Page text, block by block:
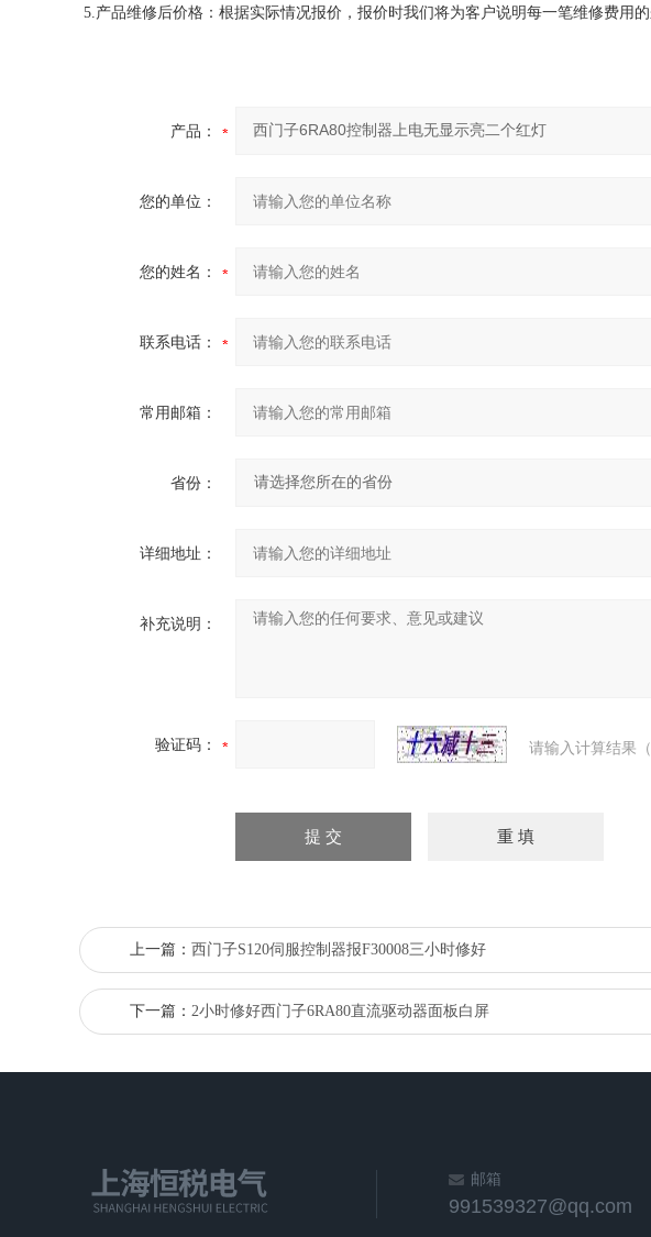
5.产品维修后价格：根据实际情况报价，报价时我们将为客户说明每一笔维修费用的
产品：
您的单位：
您的姓名：
联系电话：
常用邮箱：
省份：
详细地址：
补充说明：
验证码： 请输入计算结果
上一篇： 西门子S120伺服控制器报F30008三小时修好
下一篇： 2小时修好西门子6RA80直流驱动器面板白屏
邮箱
991539327@qq.com